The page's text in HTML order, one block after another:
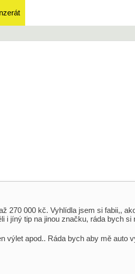
270 000 kč. Vyhlídla jsem si fabii,,
i jíný tip na jinou značku, ráda bych si
výlet apod.. Ráda bych aby mě auto